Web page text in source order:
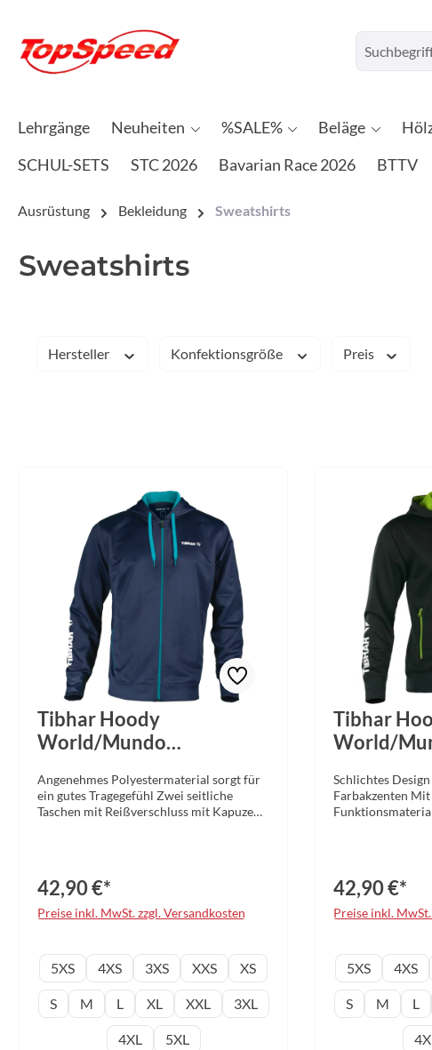
Lehrgänge Neuheiten %SALE% Beläge
SCHUL-SETS
STC 2026 Bavarian Race 2026 BTTV
Ausrüstung Bekleidung Sweatshirts
Sweatshirts
Hersteller Konfektionsgröße Preis
Tibhar Hoody
World/Mundo
Angenehmes Polyestermaterial sorgt für
ein gutes Tragegefühl Zwei seitliche
Taschen mit Reißverschluss mit Kapuze
entlang des Unterarms Material: 100%
Polyester Farbe: marine/petrol Größen:
5XS - 5XL
42,90 €*
Preise inkl. MwSt. zzgl. Versandkosten
Konfektionsgrößeauswählen
5XS 4XS 3XS XXS XS
S M L XL XXL 3XL
4XL 5XL
Tibhar
World/
Schlichtes
Farbakzenten
schwarz/
42,90 €*
Preise inkl.
5XS 4XS
S M L